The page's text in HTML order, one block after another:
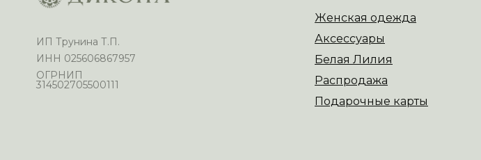
ИП Трунина Т.П.
ИНН 025606867957
ОГРНИП
314502705500111
Женская одежда
Аксессуары
Белая Лилия
Распродажа
Подарочные карты